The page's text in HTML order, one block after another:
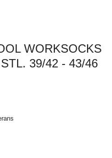
WORKSOCKS
39/42 - 43/46